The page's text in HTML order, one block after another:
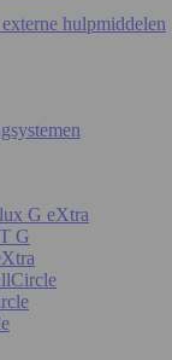
hulpmiddelen
G eXtra
G